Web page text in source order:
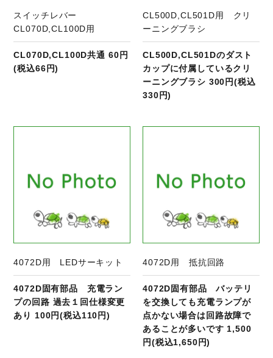
スイッチレバー
CL070D,CL100D用
CL070D,CL100D共通 60円
(税込66円)
CL500D,CL501D用 クリ
ーニングブラシ
CL500D,CL501Dのダスト
カップに付属しているクリ
ーニングブラシ 300円(税込
330円)
4072D用 LEDサーキット
4072D固有部品 充電ラン
プの回路 過去１回仕様変更
あり 100円(税込110円)
4072D用 抵抗回路
4072D固有部品 バッテリ
を交換しても充電ランプが
点かない場合は回路故障で
あることが多いです 1,500
円(税込1,650円)